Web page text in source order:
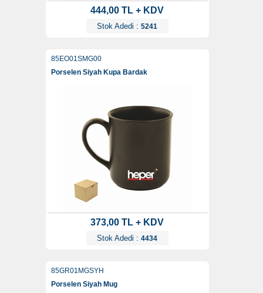
444,00 TL + KDV
Stok Adedi : 5241
85EO01SMG00
Porselen Siyah Kupa Bardak
373,00 TL + KDV
Stok Adedi : 4434
85GR01MGSYH
Porselen Siyah Mug